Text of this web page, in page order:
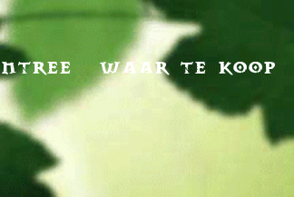
WAAR TE KOOP